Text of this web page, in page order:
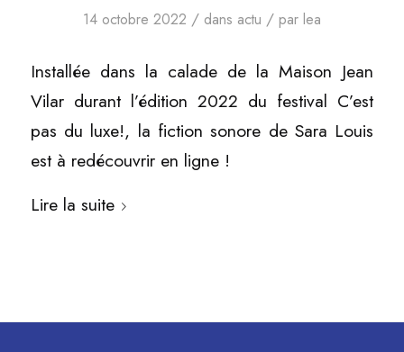
14 octobre 2022 / dans actu / par lea
Installée dans la calade de la Maison Jean
Vilar durant l’édition 2022 du festival C’est
pas du luxe!, la fiction sonore de Sara Louis
est à redécouvrir en ligne !
Lire la suite